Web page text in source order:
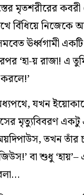
মৃতশরীরের
বিঁধিয়ে নিজেকে
ঊর্ধ্বগামী একটি
‘হা-য় রাজা! এ
যখন
মৃত্যুবিবরণ
তখন
বা শুধু